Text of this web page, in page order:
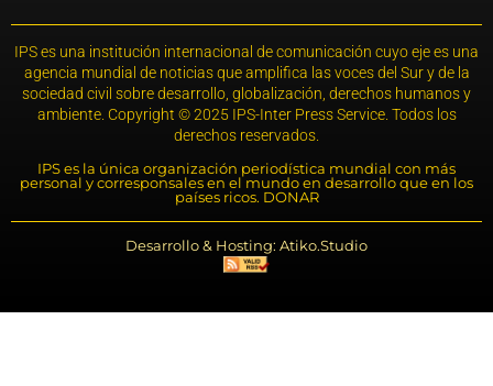
IPS es una institución internacional de comunicación cuyo eje es una
agencia mundial de noticias que amplifica las voces del Sur y de la
sociedad civil sobre desarrollo, globalización, derechos humanos y
ambiente. Copyright © 2025 IPS-Inter Press Service. Todos los
derechos reservados.
IPS es la única organización periodística mundial con más
personal y corresponsales en el mundo en desarrollo que en los
países ricos. DONAR
Desarrollo & Hosting: Atiko.Studio